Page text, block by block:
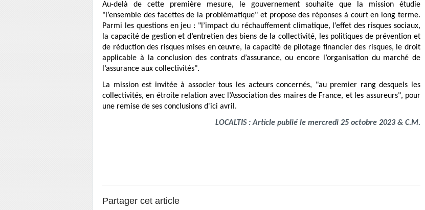
Au-delà de cette première mesure, le gouvernement souhaite que la mission étudie
"l’ensemble des facettes de la problématique" et propose des réponses à court en long terme.
Parmi les questions en jeu : "l’impact du réchauffement climatique, l’effet des risques sociaux,
la capacité de gestion et d’entretien des biens de la collectivité, les politiques de prévention et
de réduction des risques mises en œuvre, la capacité de pilotage financier des risques, le droit
applicable à la conclusion des contrats d’assurance, ou encore l’organisation du marché de
l’assurance aux collectivités".
La mission est invitée à associer tous les acteurs concernés, "au premier rang desquels les
collectivités, en étroite relation avec l’Association des maires de France, et les assureurs", pour
une remise de ses conclusions d'ici avril.
LOCALTIS : Article publié le mercredi 25 octobre 2023 & C.M.
Partager cet article